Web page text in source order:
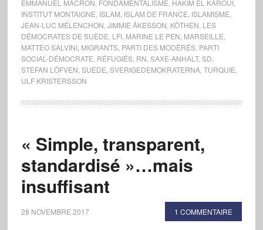
EMMANUEL MACRON FONDAMENTALISME HAKIM EL KAROUI,
INSTITUT MONTAIGNE ISLAM ISLAM DE FRANCE ISLAMISME
JEAN-LUC MÉLENCHON JIMMIE ÅKESSON KÖTHEN LES
DÉMOCRATES DE SUÈDE LFI, MARINE LE PEN MARSEILLE
MATTEO SALVINI, MIGRANTS, PARTI DES MODÉRÉS, PARTI
SOCIAL-DÉMOCRATE RÉFUGIÉS, RN SAXE-ANHALT, SD
STEFAN LÖFVEN SUÈDE SVERIGEDEMOKRATERNA, TURQUIE
ULF KRISTERSSON
« Simple, transparent,
standardisé »…mais
insuffisant
28 NOVEMBRE 2017 1 COMMENTAIRE